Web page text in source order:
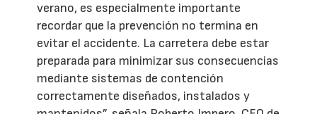
verano, es especialmente importante
recordar que la prevención no termina en
evitar el accidente. La carretera debe estar
preparada para minimizar sus consecuencias
mediante sistemas de contención
correctamente diseñados, instalados y